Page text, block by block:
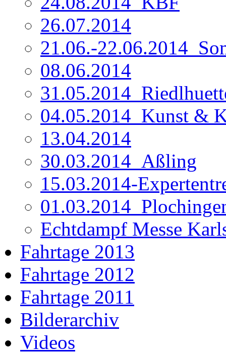
26.07.2014
21.06.-
08.06.2014
04.05.2014_Kunst &
13.04.2014
30.03.2014_Aßling
15.03.2014-
Echtdampf Messe
Fahrtage 2013
Fahrtage 2012
Fahrtage 2011
Bilderarchiv
Videos